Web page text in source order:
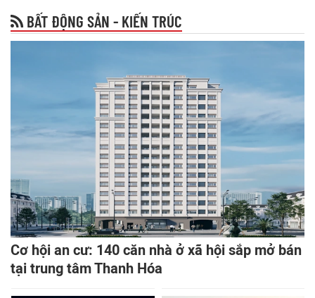
BẤT ĐỘNG SẢN - KIẾN TRÚC
Cơ hội an cư: 140 căn nhà ở xã hội sắp mở bán
tại trung tâm Thanh Hóa